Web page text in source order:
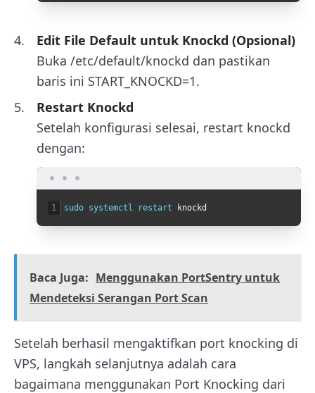
Edit File Default untuk Knockd (Opsional)
Buka /etc/default/knockd dan pastikan
baris ini START_KNOCKD=1.
Restart Knockd
Setelah konfigurasi selesai, restart knockd
dengan:
1 sudo systemctl restart knockd
Baca Juga: Menggunakan PortSentry untuk
Mendeteksi Serangan Port Scan
Setelah berhasil mengaktifkan port knocking di
VPS, langkah selanjutnya adalah cara
bagaimana menggunakan Port Knocking dari